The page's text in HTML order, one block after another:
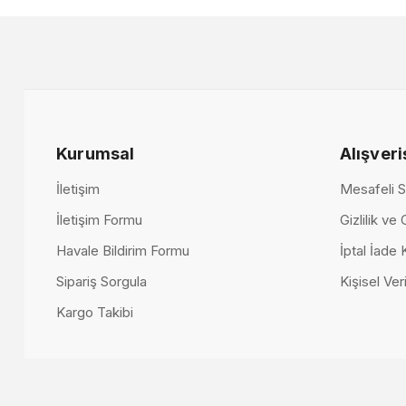
Kurumsal
İletişim
İletişim Formu
Havale Bildirim Formu
Sipariş Sorgula
Kargo Takibi
Mesafeli
Gizlilik ve
İptal İade
Kişisel